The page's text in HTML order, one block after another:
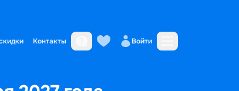
Контакты Войти